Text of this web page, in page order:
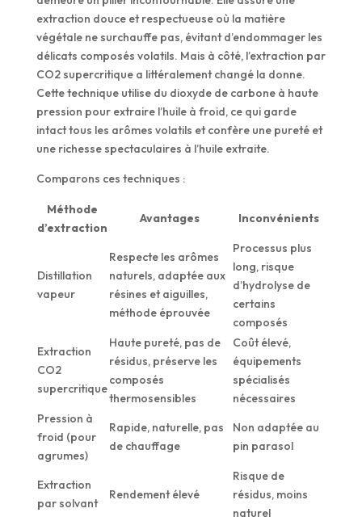
extraction douce et respectueuse où la matière
végétale ne surchauffe pas, évitant d’endommager les
délicats composés volatils. Mais à côté, l’extraction par
CO2 supercritique a littéralement changé la donne.
Cette technique utilise du dioxyde de carbone à haute
pression pour extraire l’huile à froid, ce qui garde
intact tous les arômes volatils et confère une pureté et
une richesse spectaculaires à l’huile extraite.
Comparons ces techniques :
Méthode
d’extraction
Avantages Inconvénients
Distillation
vapeur
Respecte les arômes
naturels, adaptée aux
résines et aiguilles,
méthode éprouvée
Processus plus
long, risque
d’hydrolyse de
certains
composés
Extraction
CO2
supercritique
Haute pureté, pas de
résidus, préserve les
composés
thermosensibles
Coût élevé,
équipements
spécialisés
nécessaires
Pression à
froid (pour
agrumes)
Rapide, naturelle, pas
de chauffage
Non adaptée au
pin parasol
Extraction
par solvant
Rendement élevé
Risque de
résidus, moins
naturel